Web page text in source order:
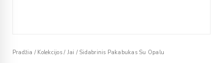
Pradžia / Kolekcijos / Jai /Sidabrinis Pakabukas Su Opalu